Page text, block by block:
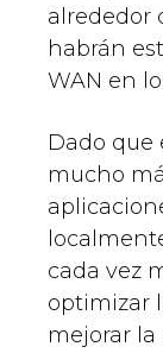
alrededor
habrán
WAN en
Dado que
mucho
cada vez
optimizar
mejorar